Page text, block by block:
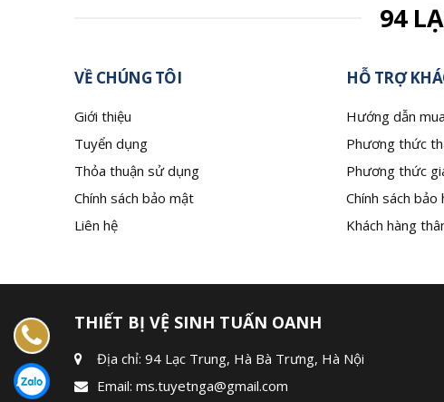
94
VỀ CHÚNG TÔI
Giới thiệu
Tuyển dụng
Thỏa thuận sử dụng
Chính sách bảo mật
Liên hệ
HỖ TRỢ
Hướng dẫn
Phương thức
Phương thức
Chính sách bảo
Khách hàng
THIẾT BỊ VỆ SINH TUẤN OANH
Địa chỉ: 94 Lạc Trung, Hà Bà Trưng, Hà Nội
Email: ms.tuyetnga@gmail.com